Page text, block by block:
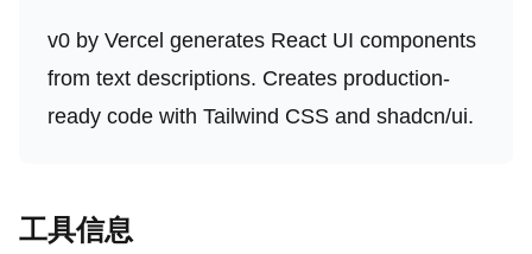
v0 by Vercel generates React UI components
from text descriptions. Creates production-
ready code with Tailwind CSS and shadcn/ui.
工具信息